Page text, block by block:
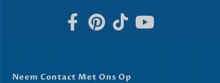
Neem Contact Met Ons Op